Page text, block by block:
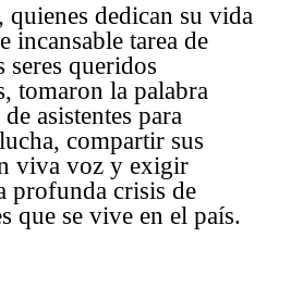
quienes dedican su vida
incansable tarea de
seres queridos
tomaron la palabra
asistentes para
compartir sus
viva voz y exigir
profunda crisis de
que se vive en el país.